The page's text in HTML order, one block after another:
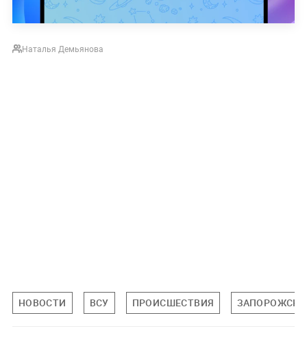
Наталья Демьянова
НОВОСТИ ВСУ ПРОИСШЕСТВИЯ